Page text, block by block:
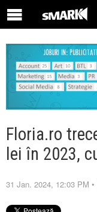
Floria.ro
lei în 2023,
31 Jan. 2024, 12:03 PM •